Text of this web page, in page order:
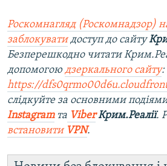
Роскомнагляд (Роскомнадзор)
заблокуватидоступ до сайту
Безперешкодно читати
допомогою дзеркального сайту:
https://
слідкуйте за основними
Instagramта ViberКрим.Реалії.
встановити VPN.